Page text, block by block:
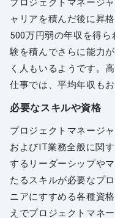
ャリアを積んだ後に昇
500万円弱の年収を得
験を積んでさらに能力
く人もいるようです。
仕事では、平均年収も
必要なスキルや資格
プロジェクトマネージ
およびIT業務全般に関
するリーダーシップや
たるスキルが必要なプ
ニアにすすめる各種資
えでプロジェクトマネ